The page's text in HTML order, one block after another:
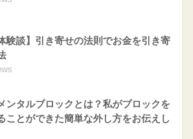
験談】引き寄せの法則でお金を引き寄
ンタルブロックとは？私がブロックを
ことができた簡単な外し方をお伝えし